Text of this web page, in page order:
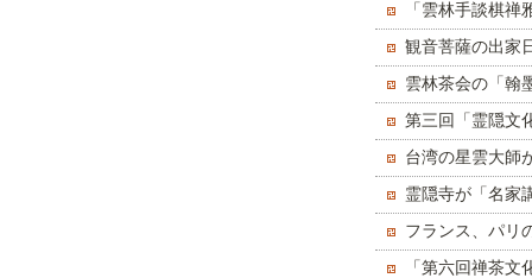
「雲林手談棋
観音菩薩の出家
示す
雲林茶会の「翰
第三回「霊隠文
となる
台湾の星雲大師
光泉大和尚が司
霊隠寺が「名家
フランス、パリ
禅文化について
「第六回禅茶